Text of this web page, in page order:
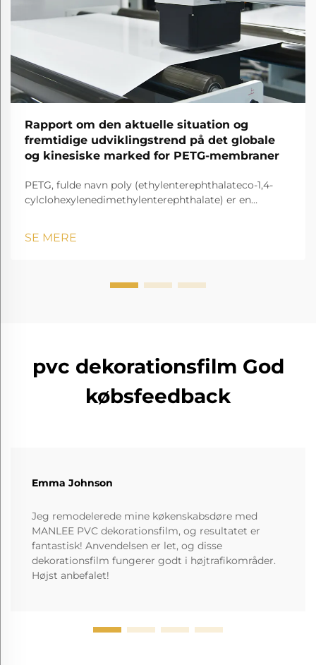
Rapport om den aktuelle situation og
fremtidige udviklingstrend på det globale
og kinesiske marked for PETG-membraner
PETG, fulde navn poly (ethylenterephthalateco-1,4-
cylclohexylenedimethylenterephthalate) er en
SE MERE
pvc dekorationsfilm God
købsfeedback
Emma Johnson
Jeg remodelerede mine køkenskabsdøre med
MANLEE PVC dekorationsfilm, og resultatet er
fantastisk! Anvendelsen er let, og disse
dekorationsfilm fungerer godt i højtrafikområder.
Højst anbefalet!